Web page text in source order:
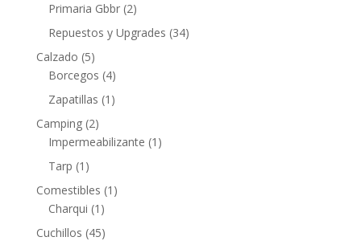
Primaria Gbbr (2)
Repuestos y Upgrades (34)
Calzado (5)
Borcegos (4)
Zapatillas (1)
Camping (2)
Impermeabilizante (1)
Tarp (1)
Comestibles (1)
Charqui (1)
Cuchillos (45)